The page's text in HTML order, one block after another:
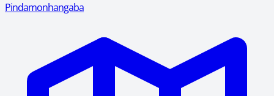
Pindamonhangaba